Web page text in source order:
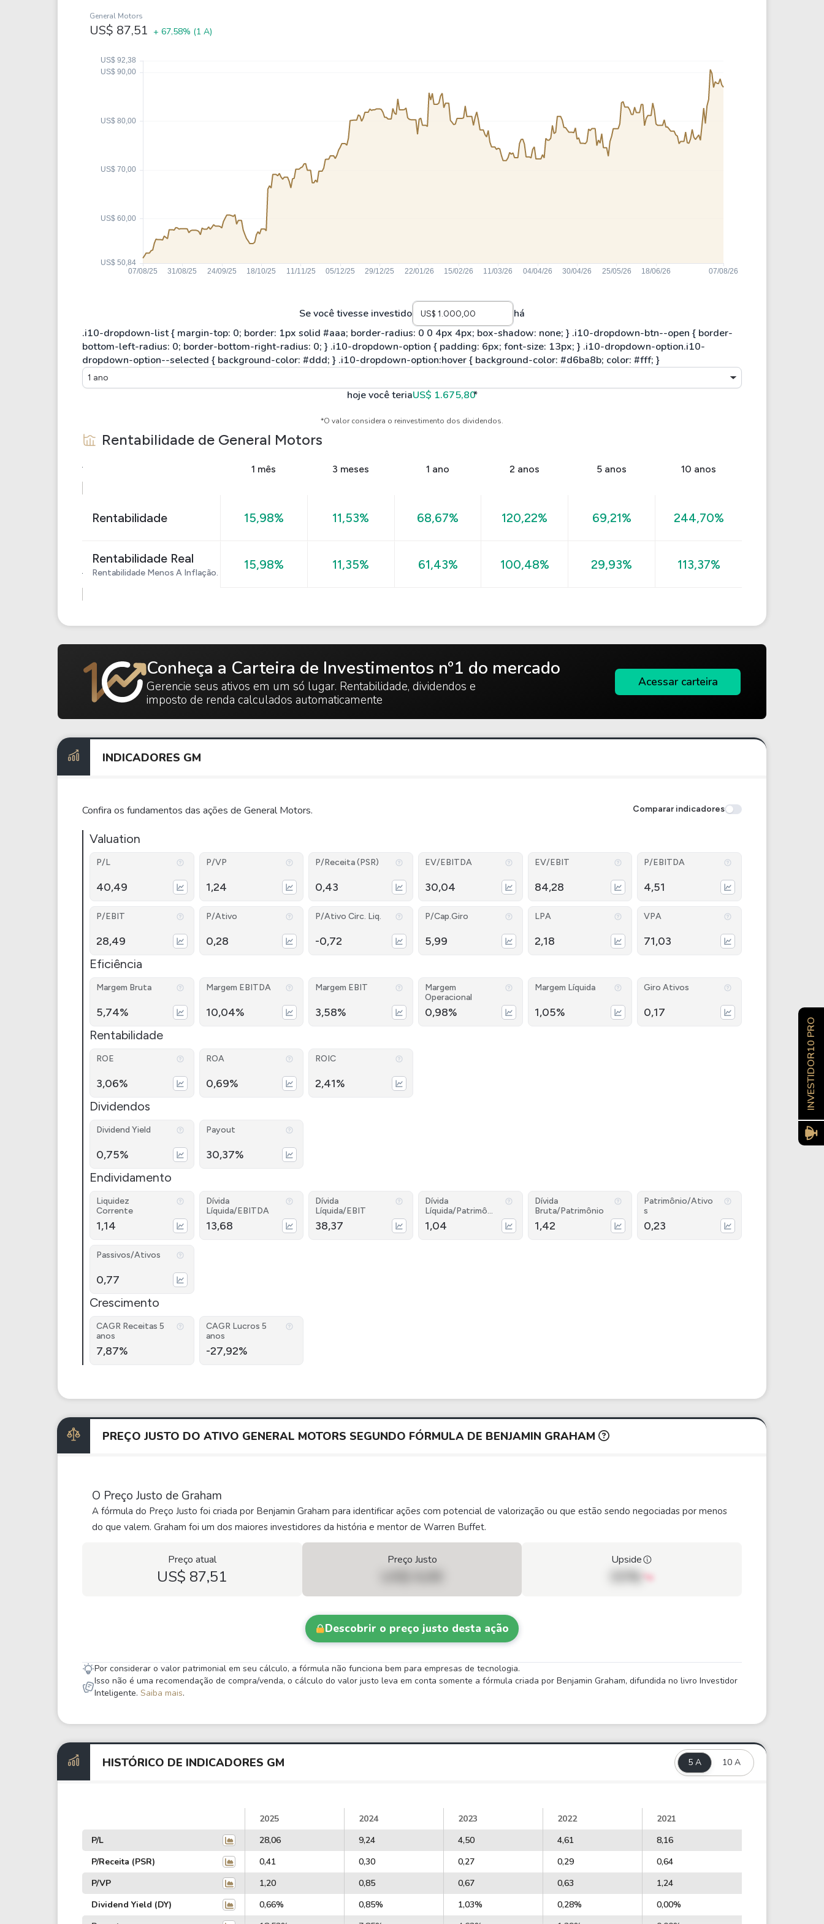
Klabin
Petrobrás
Ver todos
KNCR11
General Motors
US$ 87,51 + 67,58% (1 A)
Se você tivesse investido há
1 ano
hoje você teriaUS$ 1.675,80*
*O valor considera o reinvestimento dos dividendos.
Rentabilidade de General Motors
1 mês 3 meses 1 ano 2 anos 5 anos 10 anos
Rentabilidade 15,98% 11,53% 68,67% 120,22% 69,21% 244,70%
Rentabilidade Real
Rentabilidade Menos A Inflação.
15,98% 11,35% 61,43% 100,48% 29,93% 113,37%
Conheça a Carteira de Investimentos nº1 do mercado
Gerencie seus ativos em um só lugar. Rentabilidade, dividendos e
imposto de renda calculados automaticamente
Acessar carteira
INDICADORES GM
Confira os fundamentos das ações de General Motors. Comparar indicadores
Valuation
P/L
40,49
P/VP
1,24
P/Receita (PSR)
0,43
EV/EBITDA
30,04
EV/EBIT
84,28
P/EBITDA
4,51
P/EBIT
28,49
P/Ativo
0,28
P/Ativo Circ. Liq.
-0,72
P/Cap.Giro
5,99
LPA
2,18
VPA
71,03
Eficiência
Margem Bruta
5,74%
Margem EBITDA
10,04%
Margem EBIT
3,58%
Margem
Operacional
0,98%
Margem Líquida
1,05%
Giro Ativos
0,17
Rentabilidade
ROE
3,06%
ROA
0,69%
ROIC
2,41%
Dividendos
Dividend Yield
0,75%
Payout
30,37%
Endividamento
Liquidez
Corrente
1,14
Dívida
Líquida/EBITDA
13,68
Dívida
Líquida/EBIT
38,37
Dívida
Líquida/Patrimôni
o
1,04
Dívida
Bruta/Patrimônio
1,42
Patrimônio/Ativo
s
0,23
Passivos/Ativos
0,77
Crescimento
CAGR Receitas 5
anos
7,87%
CAGR Lucros 5
anos
-27,92%
PREÇO JUSTO DO ATIVO GENERAL MOTORS SEGUNDO FÓRMULA DE BENJAMIN GRAHAM
O Preço Justo de Graham
A fórmula do Preço Justo foi criada por Benjamin Graham para identificar ações com potencial de valorização ou que estão sendo negociadas por menos
do que valem. Graham foi um dos maiores investidores da história e mentor de Warren Buffet.
Preço atual
US$ 87,51
Preço Justo Upside
00%
Descobrir o preço justo desta ação
Por considerar o valor patrimonial em seu cálculo, a fórmula não funciona bem para empresas de tecnologia.
Isso não é uma recomendação de compra/venda, o cálculo do valor justo leva em conta somente a fórmula criada por Benjamin Graham, difundida no livro Investidor
Inteligente. Saiba mais.
HISTÓRICO DE INDICADORES GM 5 A 10 A
2025 2024 2023 2022
2021
P/L
28,06 9,24 4,50 4,61
8,16
P/Receita (PSR)
0,41 0,30 0,27 0,29
0,64
P/VP
1,20 0,85 0,67 0,63
1,24
Dividend Yield (DY)
0,66% 0,85% 1,03% 0,28%
0,00%
INVESTIDOR10 PRO